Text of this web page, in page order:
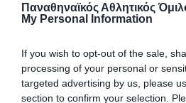
Παναθηναϊκός Αθλητικός
My Personal Information
If you wish to opt-out of the sale,
processing of your personal or
targeted advertising by us, please
section to confirm your selection.